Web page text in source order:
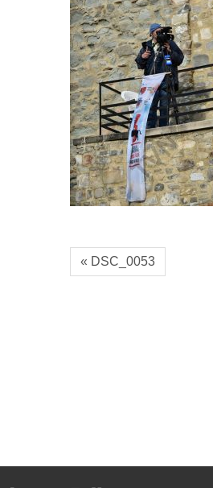
« DSC_0053